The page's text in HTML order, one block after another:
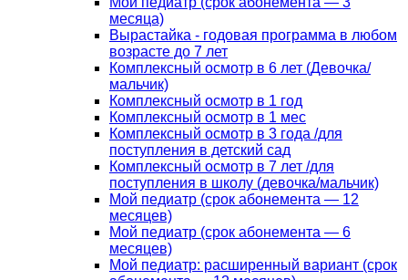
месяца)
Вырастайка - годовая программа в любом
возрасте до 7 лет
Комплексный осмотр в 6 лет (Девочка/
мальчик)
Комплексный осмотр в 1 год
Комплексный осмотр в 1 мес
Комплексный осмотр в 3 года /для
поступления в детский сад
Комплексный осмотр в 7 лет /для
поступления в школу (девочка/мальчик)
Мой педиатр (срок абонемента — 12
месяцев)
Мой педиатр (срок абонемента — 6
месяцев)
Мой педиатр: расширенный вариант (срок